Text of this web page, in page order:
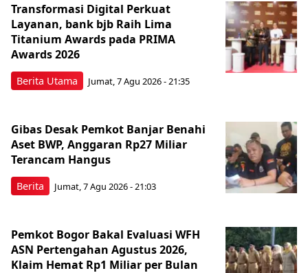
Berita Utama
Transformasi Digital Perkuat
Layanan, bank bjb Raih Lima
Titanium Awards pada PRIMA
Awards 2026
Jumat, 7 Agu 2026 - 21:35
Berita
Gibas Desak Pemkot Banjar Benahi
Aset BWP, Anggaran Rp27 Miliar
Terancam Hangus
Jumat, 7 Agu 2026 - 21:03
Pemkot Bogor Bakal Evaluasi WFH
ASN Pertengahan Agustus 2026,
Klaim Hemat Rp1 Miliar per Bulan